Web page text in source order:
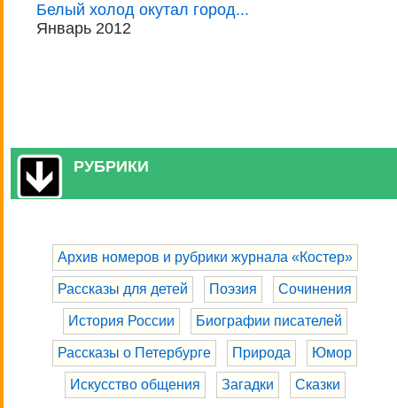
Белый холод окутал город...
Январь 2012
РУБРИКИ
Архив номеров и рубрики журнала «Костер»
Рассказы для детей Поэзия Сочинения
История России Биографии писателей
Рассказы о Петербурге Природа Юмор
Искусство общения Загадки Сказки